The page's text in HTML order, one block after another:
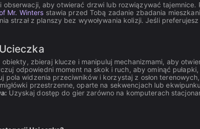
obserwacji, aby otwierać drzwi lub rozwiązywać
Mr. Winters stawia przed Tobą zadanie zbadania
strzał z planszy bez wywoływania kolizji. Jeśli
obiekty, zbieraj klucze i manipuluj mechanizmami, aby
odpowiedni moment na skok i ruch, aby ominąć
pola widzenia przeciwników i korzystaj z osłon
przestrzenne, oparte na sekwencjach lub
Uzyskaj dostęp do gier zarówno na komputerach